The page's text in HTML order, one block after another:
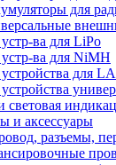
для
ва для LiPo
ва для NiMH
для
световая
и аксессуары
разъемы,